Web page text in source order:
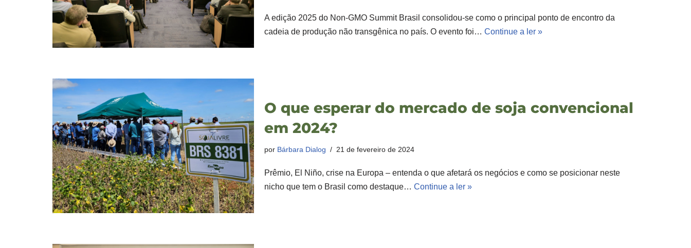
A edição 2025 do Non-GMO Summit Brasil consolidou-se como o principal ponto de encontro da
cadeia de produção não transgênica no país. O evento foi… Continue a ler »
O que esperar do mercado de soja convencional
em 2024?
por Bárbara Dialog 21 de fevereiro de 2024
Prêmio, El Niño, crise na Europa – entenda o que afetará os negócios e como se posicionar neste
nicho que tem o Brasil como destaque… Continue a ler »